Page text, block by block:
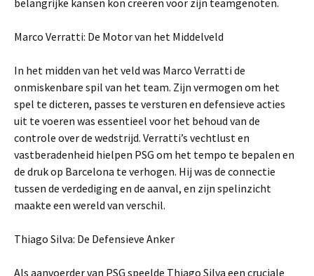
belangrijke kansen kon creëren voor zijn teamgenoten.
Marco Verratti: De Motor van het Middelveld
In het midden van het veld was Marco Verratti de
onmiskenbare spil van het team. Zijn vermogen om het
spel te dicteren, passes te versturen en defensieve acties
uit te voeren was essentieel voor het behoud van de
controle over de wedstrijd. Verratti’s vechtlust en
vastberadenheid hielpen PSG om het tempo te bepalen en
de druk op Barcelona te verhogen. Hij was de connectie
tussen de verdediging en de aanval, en zijn spelinzicht
maakte een wereld van verschil.
Thiago Silva: De Defensieve Anker
Als aanvoerder van PSG speelde Thiago Silva een cruciale